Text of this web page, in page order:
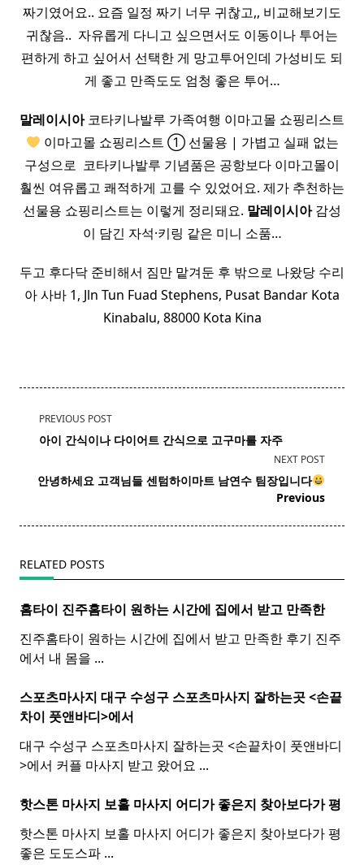
짜기였어요.. 요즘 일정 짜기 너무 귀찮고,, 비교해보기도
귀찮음.. ​ 자유롭게 다니고 싶으면서도 이동이나 투어는
편하게 하고 싶어서 선택한 게 망고투어인데 가성비도 되
게 좋고 만족도도 엄청 좋은 투어…
말레이시아코타키나발루 가족여행 이마고몰 쇼핑리스트
이마고몰 쇼핑리스트 ① 선물용 | 가볍고 실패 없는
구성으로 ​ 코타키나발루 기념품은 공항보다 이마고몰이
훨씬 여유롭고 쾌적하게 고를 수 있었어요. 제가 추천하는
선물용 쇼핑리스트는 이렇게 정리돼요. 말레이시아감성
이 담긴 자석·키링 같은 미니 소품…
두고 후다닥 준비해서 짐만 맡겨둔 후 밖으로 나왔당 수리
아 사바 1, Jln Tun Fuad Stephens, Pusat Bandar Kota
Kinabalu, 88000 Kota Kina
<span
class="nav-
screen-
PREVIOUS POST
아이 간식이나 다이어트 간식으로 고구마를 자주
NEXT POST
안녕하세요 고객님들 센텀하이마트 남연수 팀장입니다
Previous
RELATED POSTS
홈타이 진주홈타이 원하는 시간에 집에서 받고 만족한
진주홈타이 원하는 시간에 집에서 받고 만족한 후기 진주
에서 내 몸을 ...
스포츠마사지 대구 수성구 스포츠마사지 잘하는곳 <손끝
차이 풋앤바디>에서
대구 수성구 스포츠마사지 잘하는곳 <손끝차이 풋앤바디
>에서 커플 마사지 받고 왔어요 ...
핫스톤 마사지 보홀 마사지 어디가 좋은지 찾아보다가 평
핫스톤 마사지 보홀 마사지 어디가 좋은지 찾아보다가 평
좋은 도도스파 ...